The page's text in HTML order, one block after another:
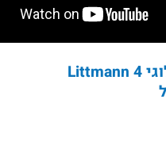
סטטוסקופ ליטמן קרדיולוגי 4 Littmann